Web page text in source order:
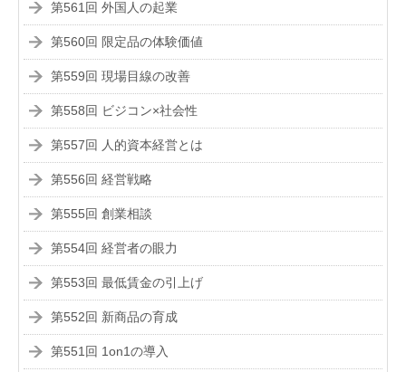
第561回 外国人の起業
第560回 限定品の体験価値
第559回 現場目線の改善
第558回 ビジコン×社会性
第557回 人的資本経営とは
第556回 経営戦略
第555回 創業相談
第554回 経営者の眼力
第553回 最低賃金の引上げ
第552回 新商品の育成
第551回 1on1の導入